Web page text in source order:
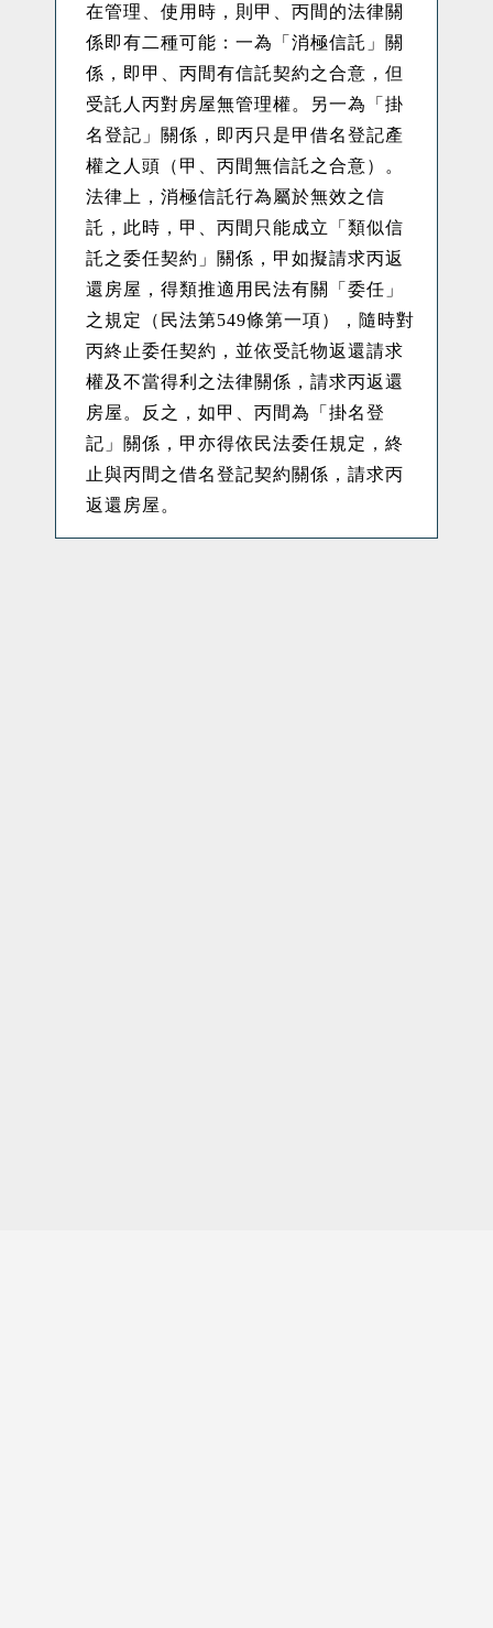
在管理、使用時，則甲、丙間的法律關
係即有二種可能：一為「 消極信託」關
係，即甲、丙間有信託契約之合意，但
受託人丙對房屋無管理權。另一為「掛
名登記」關係，即丙只是甲借名登記產
權之人頭（甲、丙間無信託之合意）。
法律上，消極信託行為屬於無效之信
託，此時，甲、丙間只能成立「類似信
託之委任契約」關係，甲如擬請求丙返
還房屋，得類推適用民法有關「委任」
之規定（民法第549條第一項），隨時對
丙終止委任契約，並依受託物返還請求
權及不當得利之法律關係，請求丙返還
房屋。反之，如甲、丙間為「掛名登
記」關係，甲亦得依民法委任規定，終
止與丙間之借名登記契約關係，請求丙
返還房屋。